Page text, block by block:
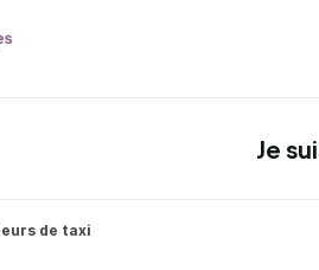
Je
de taxi